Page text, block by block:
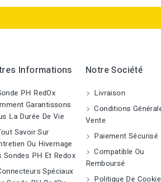
Informations
PH RedOx
Garantissons
La Durée De Vie
Savoir Sur
Ou Hivernage
Sondes PH Et Redox
Spéciaux
Notre Société
Livraison
Conditions
Vente
Paiement Sécurisé
Compatible Ou
Remboursé
Politique De